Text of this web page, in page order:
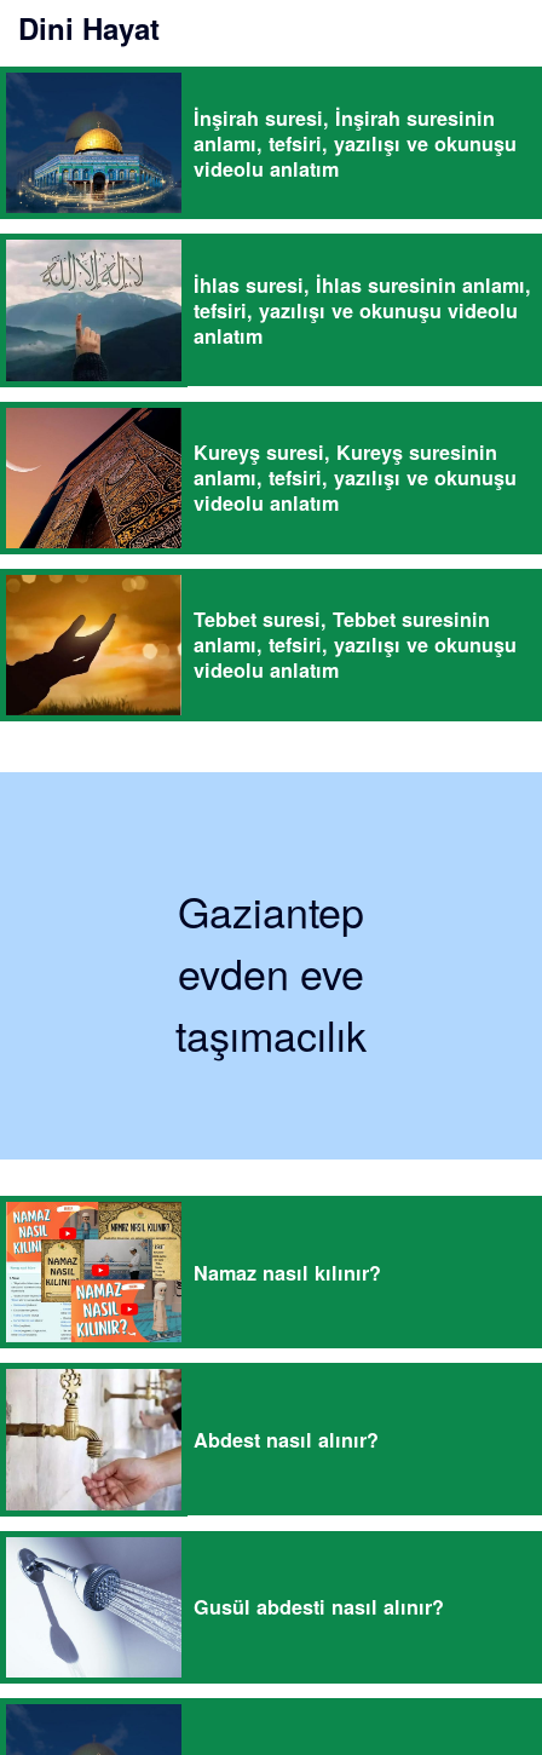
Dini Hayat
İnşirah suresi, İnşirah suresinin
anlamı, tefsiri, yazılışı ve okunuşu
videolu anlatım
İhlas suresi, İhlas suresinin anlamı,
tefsiri, yazılışı ve okunuşu videolu
anlatım
Kureyş suresi, Kureyş suresinin
anlamı, tefsiri, yazılışı ve okunuşu
videolu anlatım
Tebbet suresi, Tebbet suresinin
anlamı, tefsiri, yazılışı ve okunuşu
videolu anlatım
Gaziantep
evden eve
taşımacılık
Namaz nasıl kılınır?
Abdest nasıl alınır?
Gusül abdesti nasıl alınır?